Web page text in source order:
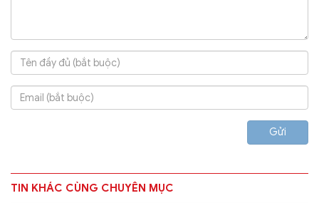
Gửi
TIN KHÁC CÙNG CHUYÊN MỤC